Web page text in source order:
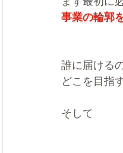
事業の輪郭
誰に届ける
どこを目指
そして